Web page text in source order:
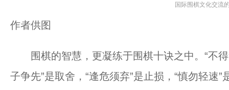
国际围棋文化交流
作者供图
围棋的智慧，更凝练于围棋十诀之中。“不得
子争先”是取舍，“逢危须弃”是止损，“慎勿轻速